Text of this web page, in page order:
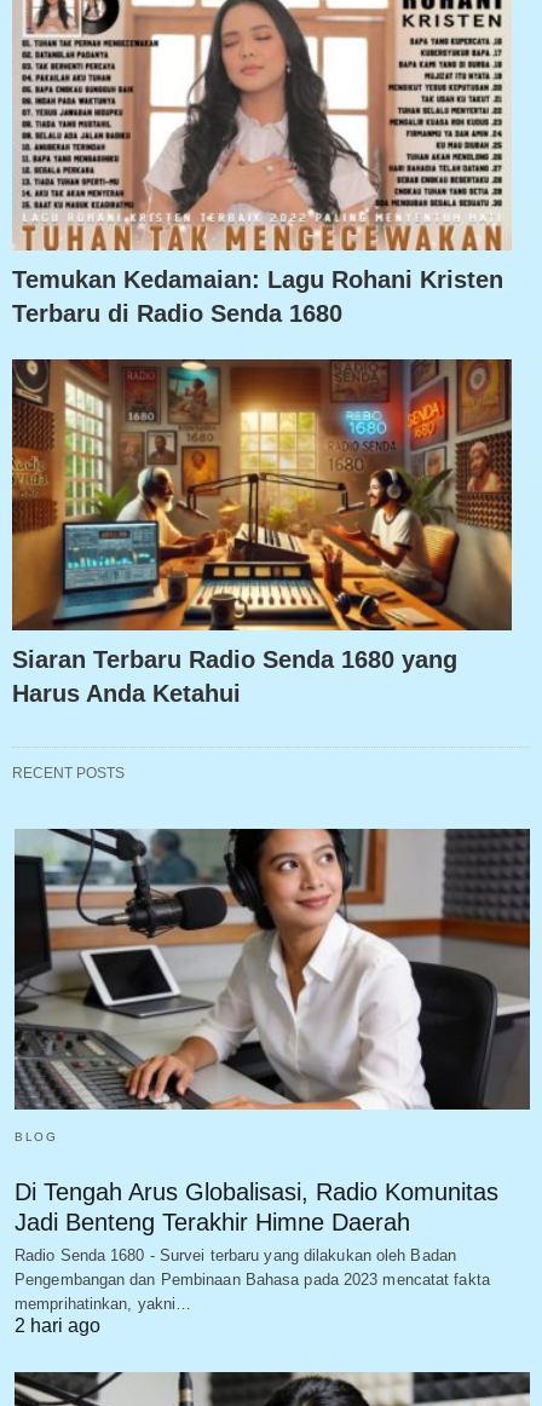
Temukan Kedamaian: Lagu Rohani Kristen
Terbaru di Radio Senda 1680
Siaran Terbaru Radio Senda 1680 yang
Harus Anda Ketahui
RECENT POSTS
BLOG
Di Tengah Arus Globalisasi, Radio Komunitas
Jadi Benteng Terakhir Himne Daerah
Radio Senda 1680 - Survei terbaru yang dilakukan oleh Badan
Pengembangan dan Pembinaan Bahasa pada 2023 mencatat fakta
memprihatinkan, yakni…
2 hari ago